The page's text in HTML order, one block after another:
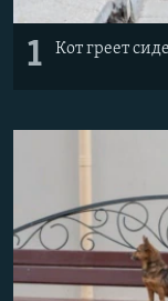
1 Кот греет